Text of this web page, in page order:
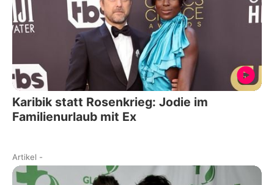
Karibik statt Rosenkrieg: Jodie im
Familienurlaub mit Ex
Artikel -